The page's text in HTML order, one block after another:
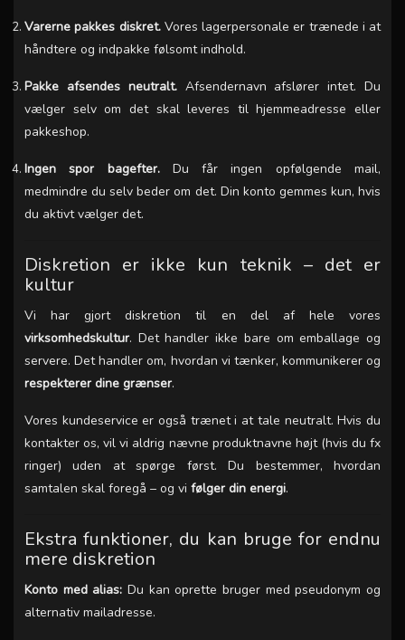
Varerne pakkes diskret.Vores lagerpersonale er trænede i at
håndtere og indpakke følsomt indhold.
Pakke afsendes neutralt.Afsendernavn afslører intet. Du
vælger selv om det skal leveres til hjemmeadresse eller
pakkeshop.
Ingen spor bagefter.Du får ingen opfølgende mail,
medmindre du selv beder om det. Din konto gemmes kun, hvis
du aktivt vælger det.
Diskretion er ikke kun teknik – det er
kultur
Vi har gjort diskretion til en del af hele vores
virksomhedskultur. Det handler ikke bare om emballage og
servere. Det handler om, hvordan vi tænker, kommunikerer og
respekterer dine grænser.
Vores kundeservice er også trænet i at tale neutralt. Hvis du
kontakter os, vil vi aldrig nævne produktnavne højt (hvis du fx
ringer) uden at spørge først. Du bestemmer, hvordan
samtalen skal foregå – og vi følger din energi.
Ekstra funktioner, du kan bruge for endnu
mere diskretion
Konto med alias: Du kan oprette bruger med pseudonym og
alternativ mailadresse.